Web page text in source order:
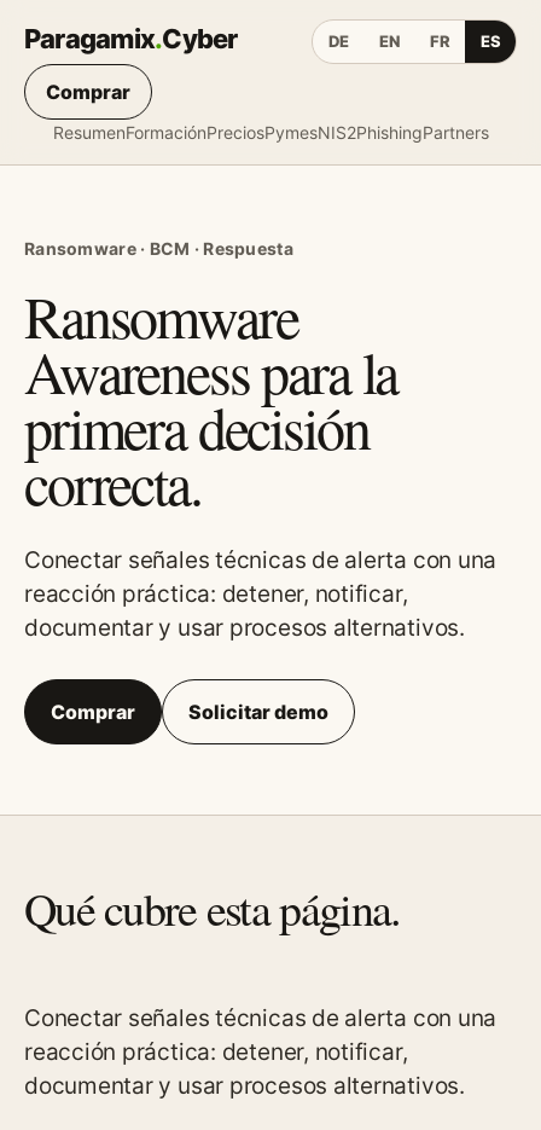
Paragamix.Cyber
ResumenFormaciónPreciosPymesNIS2PhishingPartners
DE EN FR ES
Comprar
Ransomware · BCM · Respuesta
Ransomware
Awareness para la
primera decisión
correcta.
Conectar señales técnicas de alerta con una
reacción práctica: detener, notificar,
documentar y usar procesos alternativos.
Comprar Solicitar demo
Qué cubre esta página.
Conectar señales técnicas de alerta con una
reacción práctica: detener, notificar,
documentar y usar procesos alternativos.